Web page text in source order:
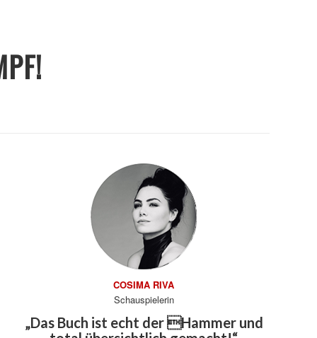
COSIMA RIVA
Schauspielerin
„Das Buch ist echt der Hammer und